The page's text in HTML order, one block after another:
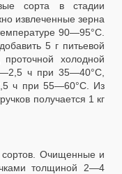
сорта в стадии
извлеченные зерна
90—95°С.
5 г питьевой
холодной
ч при 35—40°С,
ч при 55—60°С. Из
получается 1 кг
сортов. Очищенные и
толщиной 2—4